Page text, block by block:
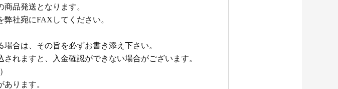
品発送となります。
社宛にFAXしてください。
合は、その旨を必ずお書き添え下さい。
れますと、入金確認ができない場合がございます。
ります。